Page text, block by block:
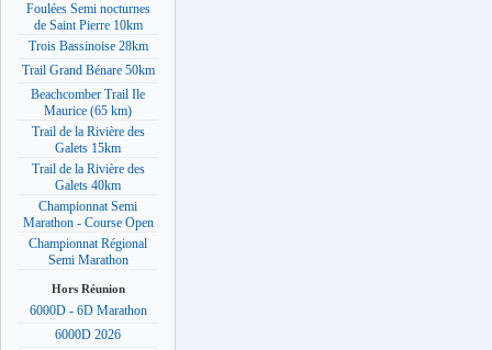
Foulées Semi nocturnes
de Saint Pierre 10km
Trois Bassinoise 28km
Trail Grand Bénare 50km
Beachcomber Trail Ile
Maurice (65 km)
Trail de la Rivière des
Galets 15km
Trail de la Rivière des
Galets 40km
Championnat Semi
Marathon - Course Open
Championnat Régional
Semi Marathon
Hors Réunion
6000D - 6D Marathon
6000D 2026